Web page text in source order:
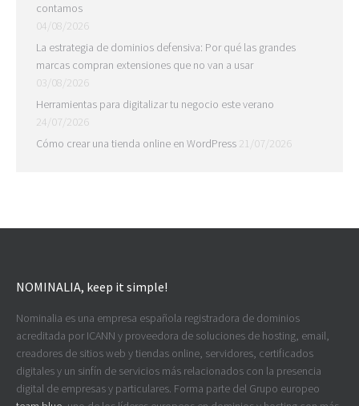
contamos
04/08/2026
La estrategia de dominios defensiva: Por qué las grandes
marcas compran extensiones que no van a usar
03/08/2026
Herramientas para digitalizar tu negocio este verano
24/07/2026
Cómo crear una tienda online en WordPress 21/07/2026
NOMINALIA, keep it simple!
Nominalia es una empresa española registradora de dominios
acreditada por ICANN y proveedora de soluciones de hosting, email,
creadores de sitios web y tiendas online, servidores, certificados
digitales y un sinfín de servicios más relacionados con la presencia
digital de empresas y particulares. Forma parte del Grupo europeo